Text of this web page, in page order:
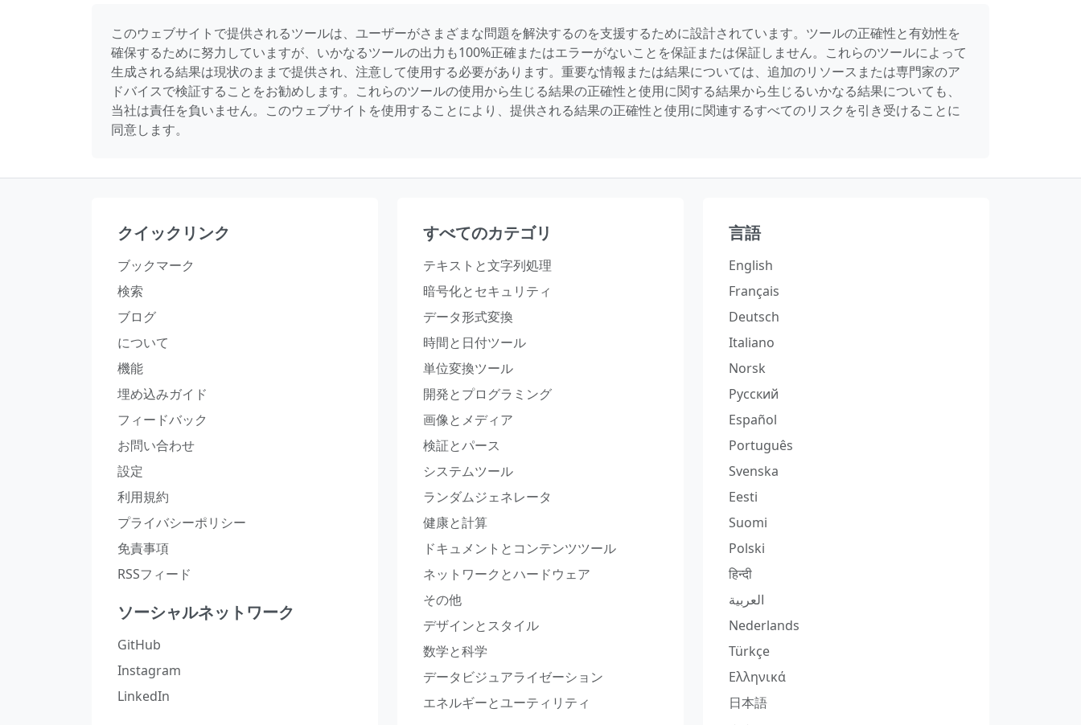
このウェブサイトで提供されるツールは、ユーザーがさまざまな問題を解決するのを支援するために設計されています。ツールの正確性と有効性を
確保するために努力していますが、いかなるツールの出力も100%正確またはエラーがないことを保証または保証しません。これらのツールによって
生成される結果は現状のままで提供され、注意して使用する必要があります。重要な情報または結果については、追加のリソースまたは専門家のア
ドバイスで検証することをお勧めします。これらのツールの使用から生じる結果の正確性と使用に関する結果から生じるいかなる結果についても、
当社は責任を負いません。このウェブサイトを使用することにより、提供される結果の正確性と使用に関連するすべてのリスクを引き受けることに
同意します。
クイックリンク
ブックマーク
検索
ブログ
について
機能
埋め込みガイド
フィードバック
お問い合わせ
設定
利用規約
プライバシーポリシー
免責事項
RSSフィード
ソーシャルネットワーク
GitHub
Instagram
LinkedIn
すべてのカテゴリ
テキストと文字列処理
暗号化とセキュリティ
データ形式変換
時間と日付ツール
単位変換ツール
開発とプログラミング
画像とメディア
検証とパース
システムツール
ランダムジェネレータ
健康と計算
ドキュメントとコンテンツツール
ネットワークとハードウェア
その他
デザインとスタイル
数学と科学
データビジュアライゼーション
エネルギーとユーティリティ
言語
English
Français
Deutsch
Italiano
Norsk
Русский
Español
Português
Svenska
Eesti
Suomi
Polski
हिन्दी
العربية
Nederlands
Türkçe
Ελληνικά
日本語